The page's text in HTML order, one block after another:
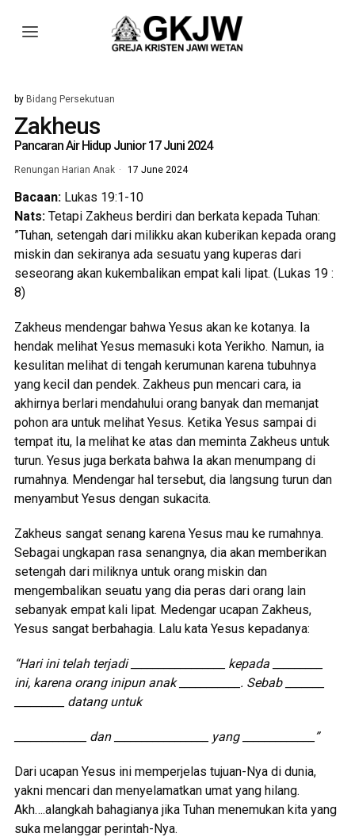
by Bidang Persekutuan
Zakheus
Pancaran Air Hidup Junior 17 Juni 2024
Renungan Harian Anak 17 June 2024
Bacaan:Lukas 19:1-10
Nats: Tetapi Zakheus berdiri dan berkata kepada Tuhan:
”Tuhan, setengah dari milikku akan kuberikan kepada orang
miskin dan sekiranya ada sesuatu yang kuperas dari
seseorang akan kukembalikan empat kali lipat. (Lukas 19 :
8)
Zakheus mendengar bahwa Yesus akan ke kotanya. Ia
hendak melihat Yesus memasuki kota Yerikho. Namun, ia
kesulitan melihat di tengah kerumunan karena tubuhnya
yang kecil dan pendek. Zakheus pun mencari cara, ia
akhirnya berlari mendahului orang banyak dan memanjat
pohon ara untuk melihat Yesus. Ketika Yesus sampai di
tempat itu, Ia melihat ke atas dan meminta Zakheus untuk
turun. Yesus juga berkata bahwa Ia akan menumpang di
rumahnya. Mendengar hal tersebut, dia langsung turun dan
menyambut Yesus dengan sukacita.
Zakheus sangat senang karena Yesus mau ke rumahnya.
Sebagai ungkapan rasa senangnya, dia akan memberikan
setengah dari miliknya untuk orang miskin dan
mengembalikan seuatu yang dia peras dari orang lain
sebanyak empat kali lipat. Medengar ucapan Zakheus,
Yesus sangat berbahagia. Lalu kata Yesus kepadanya:
“Hari ini telah terjadi _________________ kepada _________
ini, karena orang inipun anak ___________. Sebab _______
_________ datang untuk
_____________ dan _________________ yang _____________”
Dari ucapan Yesus ini memperjelas tujuan-Nya di dunia,
yakni mencari dan menyelamatkan umat yang hilang.
Akh….alangkah bahagianya jika Tuhan menemukan kita yang
suka melanggar perintah-Nya.